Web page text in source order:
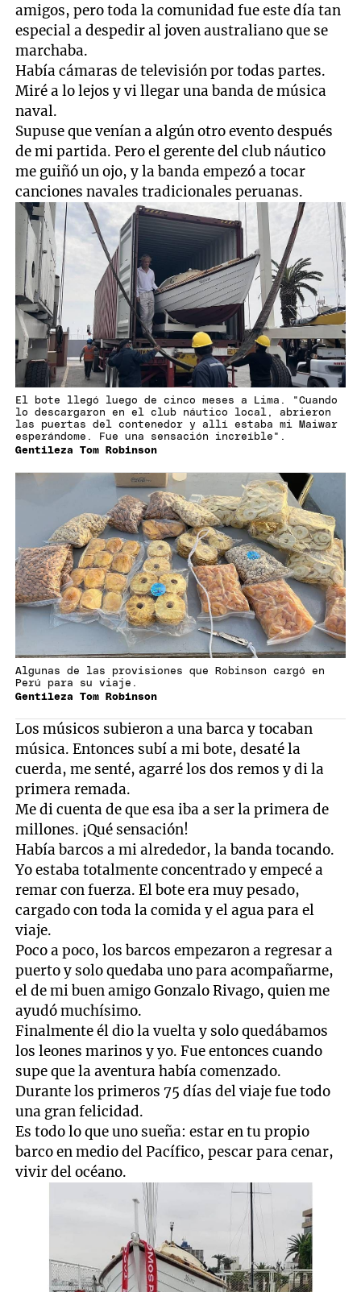
amigos, pero toda la comunidad fue este día tan
especial a despedir al joven australiano que se
marchaba.
Había cámaras de televisión por todas partes.
Miré a lo lejos y vi llegar una banda de música
naval.
Supuse que venían a algún otro evento después
de mi partida. Pero el gerente del club náutico
me guiñó un ojo, y la banda empezó a tocar
canciones navales tradicionales peruanas.
Gentileza Tom Robinson
El bote llegó luego de cinco meses a Lima. "Cuando
lo descargaron en el club náutico local, abrieron
las puertas del contenedor y allí estaba mi Maiwar
esperándome. Fue una sensación increíble".
Gentileza Tom Robinson
Algunas de las provisiones que Robinson cargó en
Perú para su viaje.
Los músicos subieron a una barca y tocaban
música. Entonces subí a mi bote, desaté la
cuerda, me senté, agarré los dos remos y di la
primera remada.
Me di cuenta de que esa iba a ser la primera de
millones. ¡Qué sensación!
Había barcos a mi alrededor, la banda tocando.
Yo estaba totalmente concentrado y empecé a
remar con fuerza. El bote era muy pesado,
cargado con toda la comida y el agua para el
viaje.
Poco a poco, los barcos empezaron a regresar a
puerto y solo quedaba uno para acompañarme,
el de mi buen amigo Gonzalo Rivago, quien me
ayudó muchísimo.
Finalmente él dio la vuelta y solo quedábamos
los leones marinos y yo. Fue entonces cuando
supe que la aventura había comenzado.
Durante los primeros 75 días del viaje fue todo
una gran felicidad.
Es todo lo que uno sueña: estar en tu propio
barco en medio del Pacífico, pescar para cenar,
vivir del océano.